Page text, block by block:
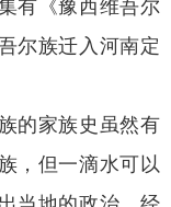
有《豫西维吾尔
尔族迁入河南定
的家族史虽然有
，但一滴水可以